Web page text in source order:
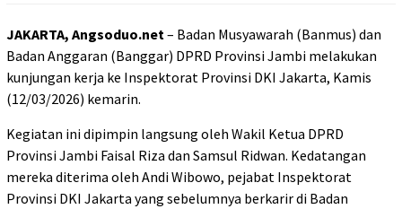
JAKARTA, Angsoduo.net– Badan Musyawarah (Banmus) dan
Badan Anggaran (Banggar) DPRD Provinsi Jambi melakukan
kunjungan kerja ke Inspektorat Provinsi DKI Jakarta, Kamis
(12/03/2026) kemarin.
Kegiatan ini dipimpin langsung oleh Wakil Ketua DPRD
Provinsi Jambi Faisal Riza dan Samsul Ridwan. Kedatangan
mereka diterima oleh Andi Wibowo, pejabat Inspektorat
Provinsi DKI Jakarta yang sebelumnya berkarir di Badan